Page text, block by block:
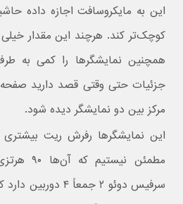
این به مایکروسافت اجازه داده
کوچک‌تر کند. هرچند این مقدار
همچنین نمایشگرها را کمی به
جزئیات حتی وقتی قصد دارید صفحه
مرکز بین دو نمایشگر دیده شود.
این نمایشگرها رفرش ریت
سرفیس دوئو ۲